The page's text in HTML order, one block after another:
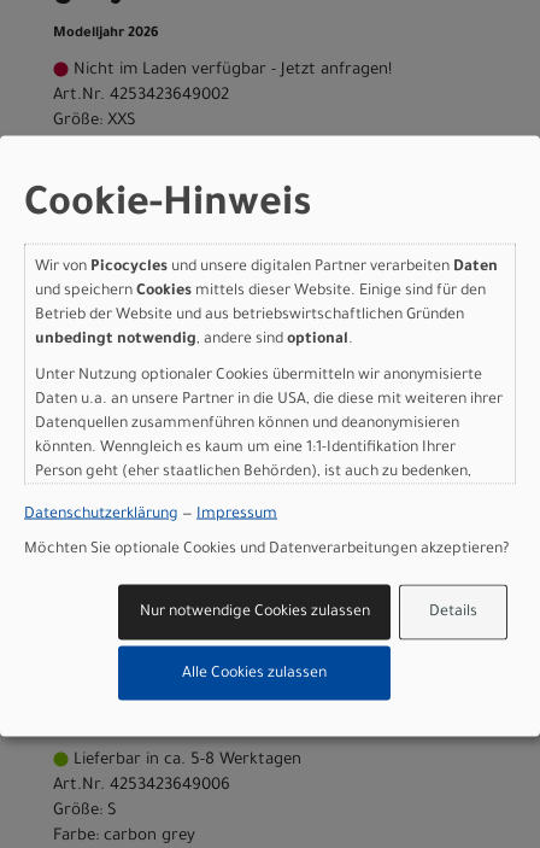
Modelljahr 2026
Nicht im Laden verfügbar - Jetzt anfragen!
Art.Nr. 4253423649002
Größe: XXS
Grossartikel)
Scott Foil RC 20 - carbon
grey - XS
Modelljahr 2026
Nicht im Laden verfügbar - Jetzt anfragen!
Art.Nr. 4253423649004
Größe: XS
pro Stück (inkl. MwSt. zzgl.Versandkosten für
Grossartikel)
Scott Foil RC 20 - carbon
Lieferbar in ca. 5-8 Werktagen
Art.Nr. 4253423649006
Größe: S
Farbe: carbon grey
Cookie-Hinweis
Wir von Picocycles und unsere digitalen Partner verarbeiten Daten
und speichern Cookies mittels dieser Website. Einige sind für den
Betrieb der Website und aus betriebswirtschaftlichen Gründen
unbedingt notwendig, andere sind optional.
Unter Nutzung optionaler Cookies übermitteln wir anonymisierte
Daten u.a. an unsere Partner in die USA, die diese mit weiteren ihrer
Datenquellen zusammenführen können und deanonymisieren
könnten. Wenngleich es kaum um eine 1:1-Identifikation Ihrer
Person geht (eher staatlichen Behörden), ist auch zu bedenken,
sind wie bei uns in der Europäischen Union.
Datenschutzerklärung — Impressum
Möchten Sie optionale Cookies und Datenverarbeitungen akzeptieren?
Details
Nur notwendige Cookies zulassen
Alle Cookies zulassen